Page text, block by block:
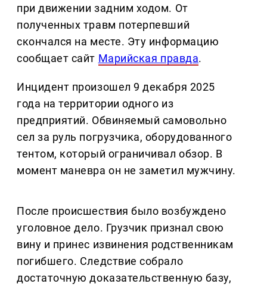
при движении задним ходом. От
полученных травм потерпевший
скончался на месте. Эту информацию
сообщает сайт Марийская правда.
Инцидент произошел 9 декабря 2025
года на территории одного из
предприятий. Обвиняемый самовольно
сел за руль погрузчика, оборудованного
тентом, который ограничивал обзор. В
момент маневра он не заметил мужчину.
После происшествия было возбуждено
уголовное дело. Грузчик признал свою
вину и принес извинения родственникам
погибшего. Следствие собрало
достаточную доказательственную базу,